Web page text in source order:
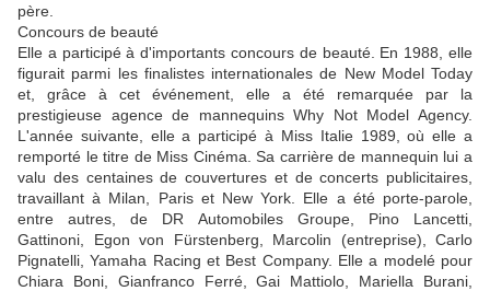
père.
Concours de beauté
Elle a participé à d'importants concours de beauté. En 1988, elle
figurait parmi les finalistes internationales de New Model Today
et, grâce à cet événement, elle a été remarquée par la
prestigieuse agence de mannequins Why Not Model Agency.
L'année suivante, elle a participé à Miss Italie 1989, où elle a
remporté le titre de Miss Cinéma. Sa carrière de mannequin lui a
valu des centaines de couvertures et de concerts publicitaires,
travaillant à Milan, Paris et New York. Elle a été porte-parole,
entre autres, de DR Automobiles Groupe, Pino Lancetti,
Gattinoni, Egon von Fürstenberg, Marcolin (entreprise), Carlo
Pignatelli, Yamaha Racing et Best Company. Elle a modelé pour
Chiara Boni, Gianfranco Ferré, Gai Mattiolo, Mariella Burani,